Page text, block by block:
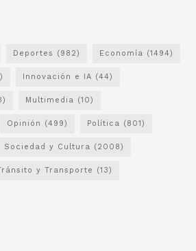
Deportes (982) Economía (1494)
Innovación e IA (44)
Multimedia (10)
Opinión (499) Política (801)
Sociedad y Cultura (2008)
y Transporte (13)